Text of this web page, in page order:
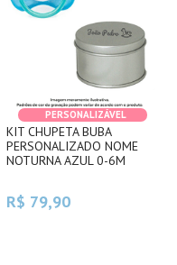
PERSONALIZÁVEL
KIT CHUPETA BUBA
PERSONALIZADO NOME
NOTURNA AZUL 0-6M
R$ 79,90